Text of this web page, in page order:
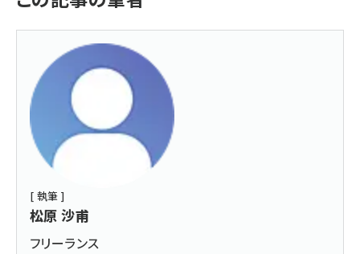
[ 執筆 ]
松原 沙甫
フリーランス